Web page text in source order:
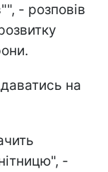
- розповів
на
-